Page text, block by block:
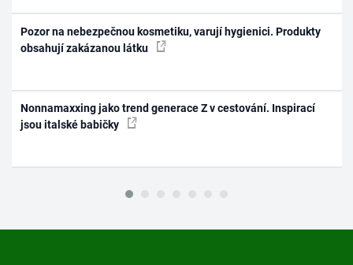
Pozor na nebezpečnou kosmetiku, varují hygienici. Produkty
obsahují zakázanou látku
Nonnamaxxing jako trend generace Z v cestování. Inspirací
jsou italské babičky